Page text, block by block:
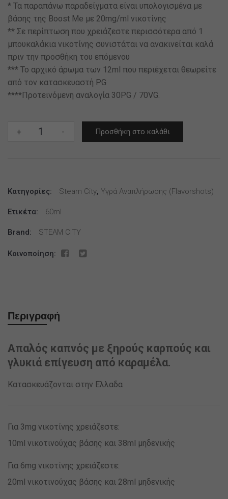
* Τα παραπάνω παραδείγματα είναι υπολογισμένα με
βάσης της Boost Me με 20mg/ml νικοτίνης
** Σε περίπτωση που χρειάζεστε περισσότερα από 1
μπουκαλάκια νικοτίνης συνιστάται να ανακινείται καλά
πριν την προσθήκη του επόμενου
*** Το αρχικό άρωμα των 12ml που περιέχεται θεωρείτε
από τον κατασκευαστή PG
****Προτεινόμενη αναλογία 30PG / 70VG.
+
Steam
ποσότητα
- Προσθήκη στο καλάθι
Κατηγορίες: Steam City, Υγρά Αναπλήρωσης (flavorshots)
Ετικέτα: 60ml
Brand: STEAM CITY
Κοινοποίηση:
Περιγραφή
Απαλός καπνός με ξηρούς καρπούς και
γλυκιά επίγευση από καραμέλα.
Κατασκευάζονται στην Ελλαδα
Για 3mg νικοτίνης χρειάζεστε:
10ml νικοτινούχας βάσης και 38ml μηδενικής
Για 6mg νικοτίνης χρειάζεστε:
20ml νικοτινούχας βάσης και 28ml μηδενικής